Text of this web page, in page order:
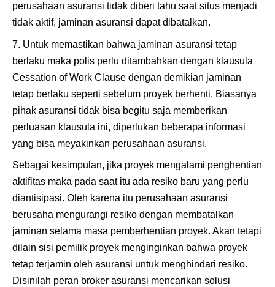
perusahaan asuransi tidak diberi tahu saat situs menjadi
tidak aktif, jaminan asuransi dapat dibatalkan.
Untuk memastikan bahwa jaminan asuransi tetap
berlaku maka polis perlu ditambahkan dengan klausula
Cessation of Work Clause dengan demikian jaminan
tetap berlaku seperti sebelum proyek berhenti. Biasanya
pihak asuransi tidak bisa begitu saja memberikan
perluasan klausula ini, diperlukan beberapa informasi
yang bisa meyakinkan perusahaan asuransi.
Sebagai kesimpulan, jika proyek mengalami penghentian
aktifitas maka pada saat itu ada resiko baru yang perlu
diantisipasi. Oleh karena itu perusahaan asuransi
berusaha mengurangi resiko dengan membatalkan
jaminan selama masa pemberhentian proyek. Akan tetapi
dilain sisi pemilik proyek menginginkan bahwa proyek
tetap terjamin oleh asuransi untuk menghindari resiko.
Disinilah peran broker asuransi mencarikan solusi